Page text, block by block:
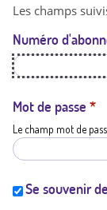
Les champs
Numéro
Mot de passe *
Le champ mot de
Se souvenir